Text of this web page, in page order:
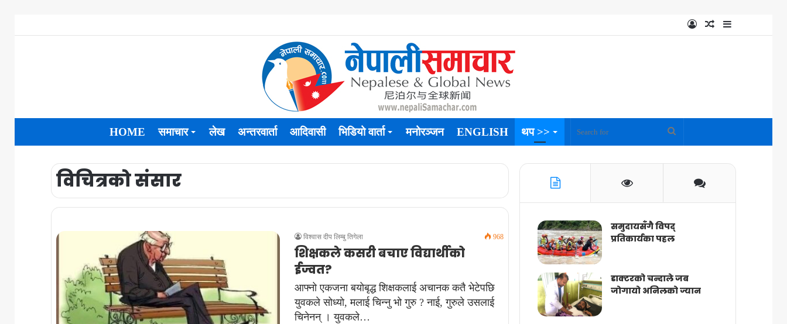
Sidebar
Random
Log
HOME समाचार लेख अन्तरवार्ता आदिवासी भिडियो वार्ता मनोरञ्जन ENGLISH थप >>
विचित्रको संसार
विश्वास दीप लिम्बु तिगेला 968
शिक्षकले कसरी बचाए विद्यार्थीको
ईज्वत?
आफ्नो एकजना बय‍ोबृद्ध शिक्षकलाई अचानक कतै भेटेपछि
युवकले सोध्यो, मलाई चिन्नु भो गुरु ? नाई, गुरुले उसलाई
चिनेनन् । युवकले…
समुदायसँगै विपद्
प्रतिकार्यका पहल
डाक्टरको चन्दाले जब
जोगायो अनिलको ज्यान